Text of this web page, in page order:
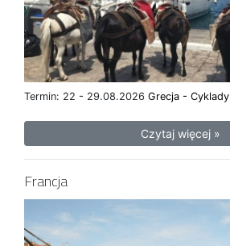
Termin: 22 - 29.08.2026 Grecja - Cyklady
Czytaj więcej »
Francja